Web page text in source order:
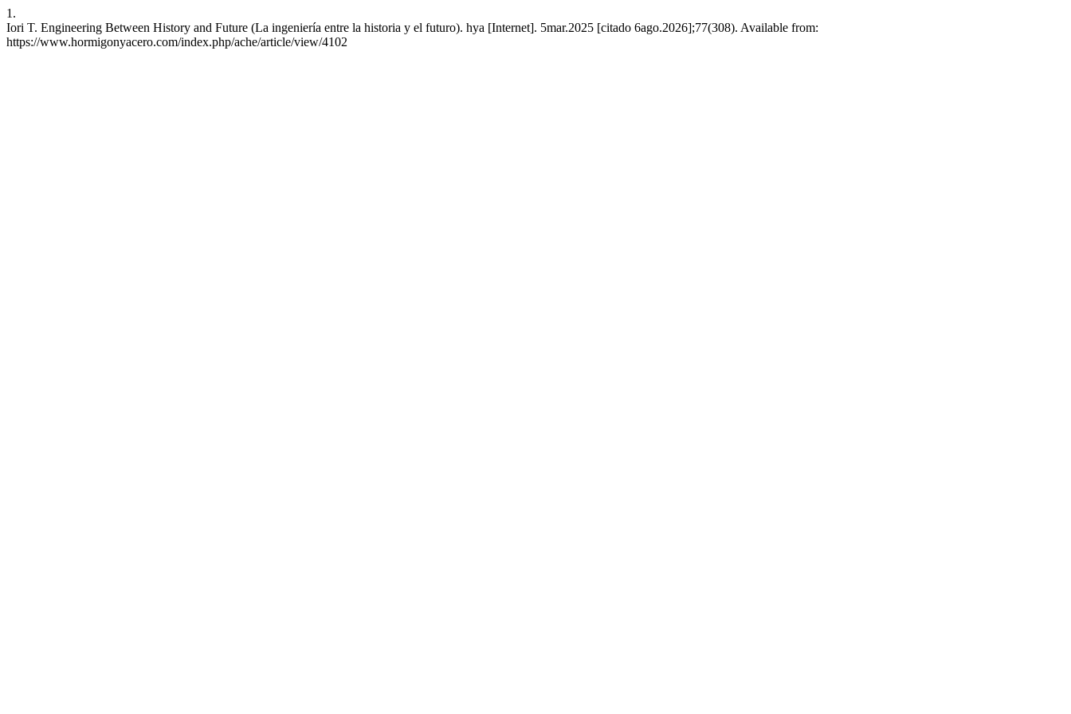
1.
Iori T. Engineering Between History and Future (La ingeniería entre la historia y el futuro). hya [Internet]. 5mar.2025 [citado 6ago.2026];77(308). Available from:
https://www.hormigonyacero.com/index.php/ache/article/view/4102